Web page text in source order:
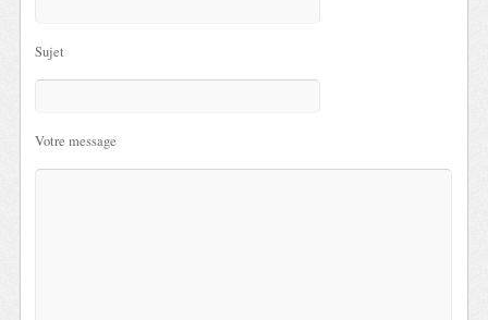
Sujet
Votre message